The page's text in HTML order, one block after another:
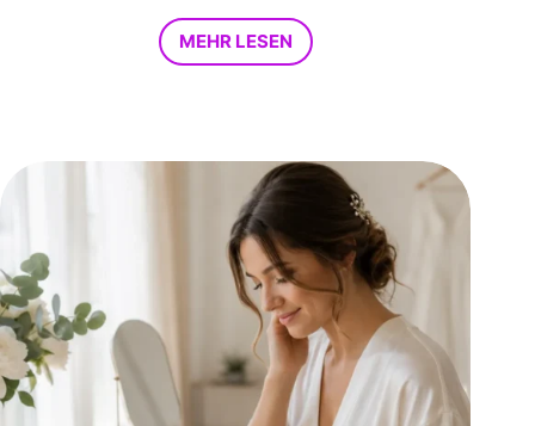
MEHR LESEN